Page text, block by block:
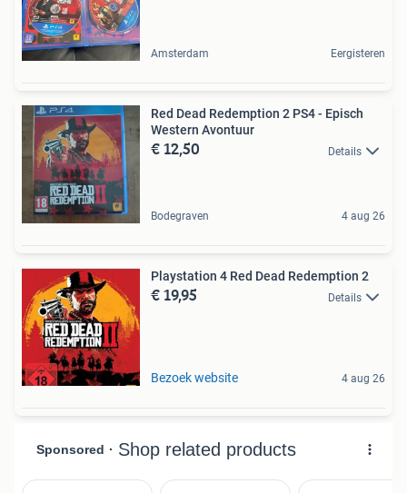
Amsterdam Eergisteren
Red Dead Redemption 2 PS4 - Episch
Western Avontuur
€ 12,50 Details
Bodegraven 4 aug 26
Playstation 4 Red Dead Redemption 2
€ 19,95 Details
Bezoek website 4 aug 26